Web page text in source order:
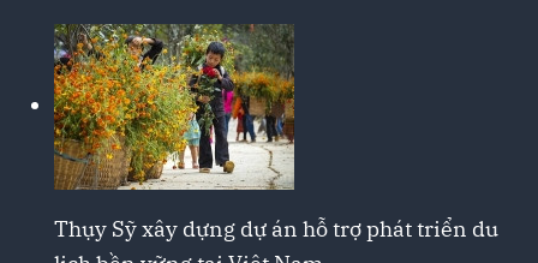
Thụy Sỹ xây dựng dự án hỗ trợ phát triển du